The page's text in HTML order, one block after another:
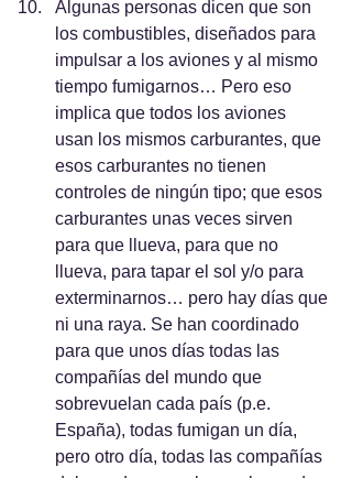
Algunas personas dicen que son
los combustibles, diseñados para
impulsar a los aviones y al mismo
tiempo fumigarnos… Pero eso
implica que todos los aviones
usan los mismos carburantes, que
esos carburantes no tienen
controles de ningún tipo; que esos
carburantes unas veces sirven
para que llueva, para que no
llueva, para tapar el sol y/o para
exterminarnos… pero hay días que
ni una raya. Se han coordinado
para que unos días todas las
compañías del mundo que
sobrevuelan cada país (p.e.
España), todas fumigan un día,
pero otro día, todas las compañías